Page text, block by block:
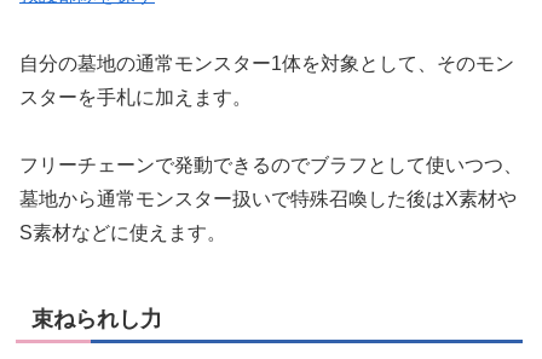
自分の墓地の通常モンスター1体を対象として、そのモン
スターを手札に加えます。
フリーチェーンで発動できるのでブラフとして使いつつ、
墓地から通常モンスター扱いで特殊召喚した後はX素材や
S素材などに使えます。
束ねられし力